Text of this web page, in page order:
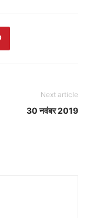
Next article
30 नवंबर 2019